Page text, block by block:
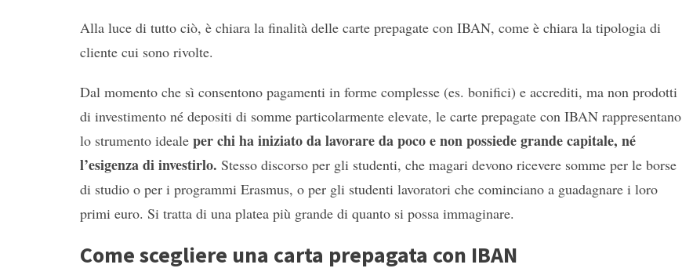
Alla luce di tutto ciò, è chiara la finalità delle carte prepagate con IBAN, come è chiara la tipologia di
cliente cui sono rivolte.
Dal momento che sì consentono pagamenti in forme complesse (es. bonifici) e accrediti, ma non prodotti
di investimento né depositi di somme particolarmente elevate, le carte prepagate con IBAN rappresentano
lo strumento ideale per chi ha iniziato da lavorare da poco e non possiede grande capitale, né
l’esigenza di investirlo. Stesso discorso per gli studenti, che magari devono ricevere somme per le borse
di studio o per i programmi Erasmus, o per gli studenti lavoratori che cominciano a guadagnare i loro
primi euro. Si tratta di una platea più grande di quanto si possa immaginare.
Come scegliere una carta prepagata con IBAN